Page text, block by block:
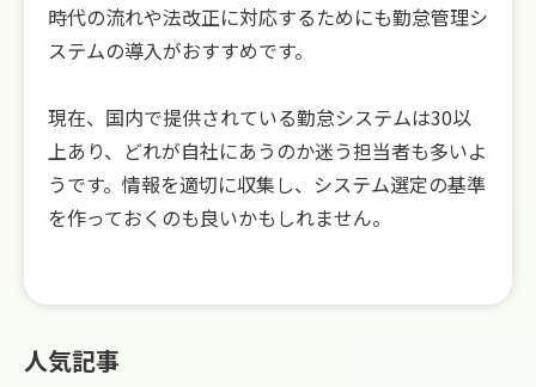
時代の流れや法改正に対応するためにも勤怠管理シ
ステムの導入がおすすめです。
現在、国内で提供されている勤怠システムは30以
上あり、どれが自社にあうのか迷う担当者も多いよ
うです。情報を適切に収集し、システム選定の基準
を作っておくのも良いかもしれません。
人気記事